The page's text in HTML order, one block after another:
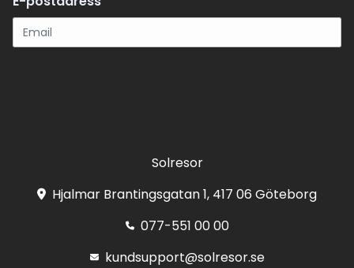
Solresor
Hjalmar Brantingsgatan 1, 417 06 Göteborg
077-551 00 00
kundsupport@solresor.se